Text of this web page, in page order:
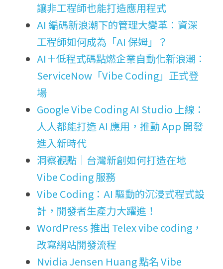
讓非工程師也能打造應用程式
AI 編碼新浪潮下的管理大變革：資深
工程師如何成為「AI 保姆」？
AI＋低程式碼點燃企業自動化新浪潮：
ServiceNow「Vibe Coding」正式登
場
Google Vibe Coding AI Studio 上線：
人人都能打造 AI 應用，推動 App 開發
進入新時代
洞察觀點｜台灣新創如何打造在地
Vibe Coding 服務
Vibe Coding：AI 驅動的沉浸式程式設
計，開發者生產力大躍進！
WordPress 推出 Telex vibe coding，
改寫網站開發流程
Nvidia Jensen Huang 點名 Vibe